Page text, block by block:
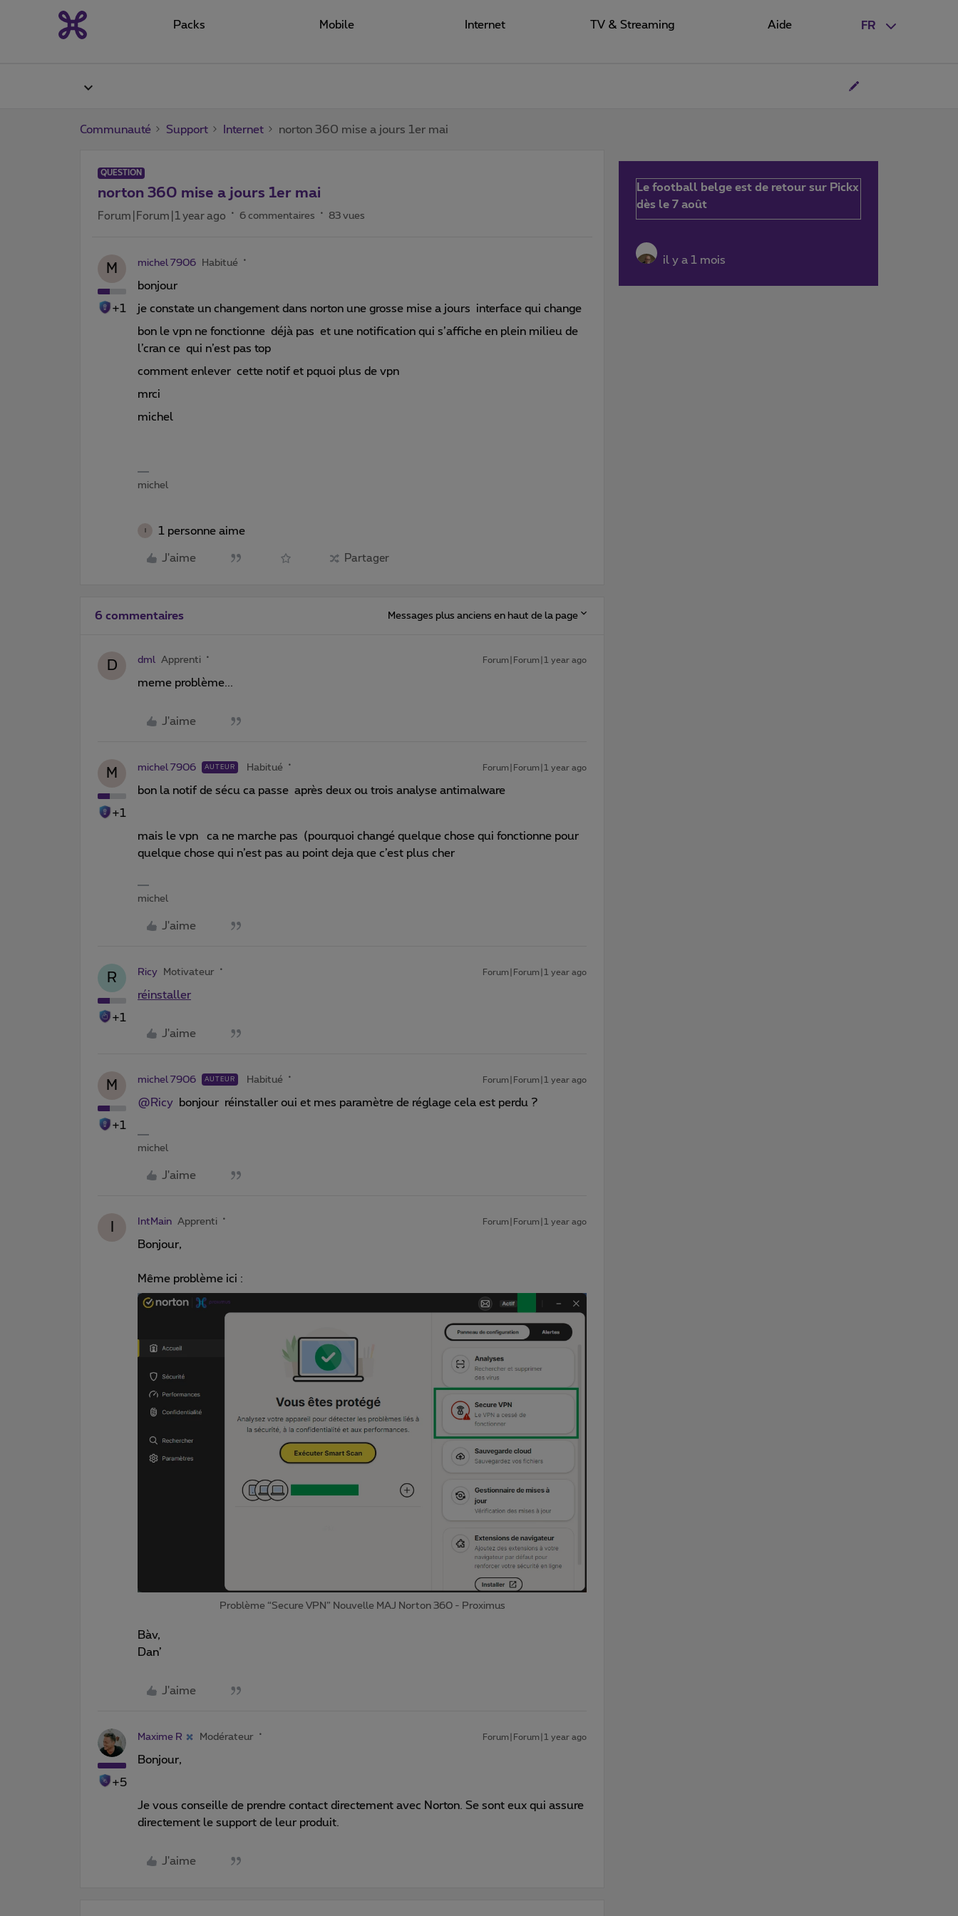
FR
Packs Mobile Internet TV & Streaming Aide
Communauté Support Internet norton 360 mise a jours 1er mai
QUESTION
norton 360 mise a jours 1er mai
Forum|Forum|1 year ago 6 commentaires 83 vues
M
+1
michel 7906 Habitué
bonjour
je constate un changement dans norton une grosse mise a jours interface qui change
bon le vpn ne fonctionne déjà pas et une notification qui s’affiche en plein milieu de
l’cran ce qui n’est pas top
comment enlever cette notif et pquoi plus de vpn
mrci
michel
michel
1 personne aime
J'aime Partager
6 commentaires Messages plus anciens en haut de la page
D dml Apprenti Forum|Forum|1 year ago
meme problème...
J'aime
M
+1
michel 7906 AUTEUR Habitué Forum|Forum|1 year ago
bon la notif de sécu ca passe après deux ou trois analyse antimalware
mais le vpn ca ne marche pas (pourquoi changé quelque chose qui fonctionne pour
quelque chose qui n’est pas au point deja que c’est plus cher
michel
J'aime
R
+1
Ricy Motivateur Forum|Forum|1 year ago
réinstaller
J'aime
M
+1
michel 7906 AUTEUR Habitué Forum|Forum|1 year ago
@Ricy bonjour réinstaller oui et mes paramètre de réglage cela est perdu ?
michel
J'aime
IntMain Apprenti Forum|Forum|1 year ago
Bonjour,
Même problème ici :
Problème “Secure VPN” Nouvelle MAJ Norton 360 - Proximus
Bàv,
Dan’
J'aime
+5
Maxime R Modérateur Forum|Forum|1 year ago
Bonjour,
Je vous conseille de prendre contact directement avec Norton. Se sont eux qui assure
directement le support de leur produit.
J'aime
Le football belge est de retour sur Pickx
dès le 7 août
il y a 1 mois